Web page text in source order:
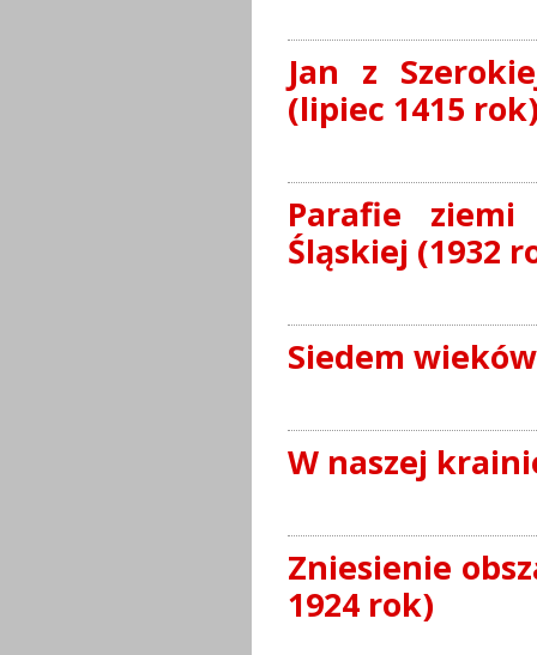
Jan z
(lipiec 1415
Parafie ziemi
Śląskiej (1932
Siedem
W naszej
Zniesienie
1924 rok)